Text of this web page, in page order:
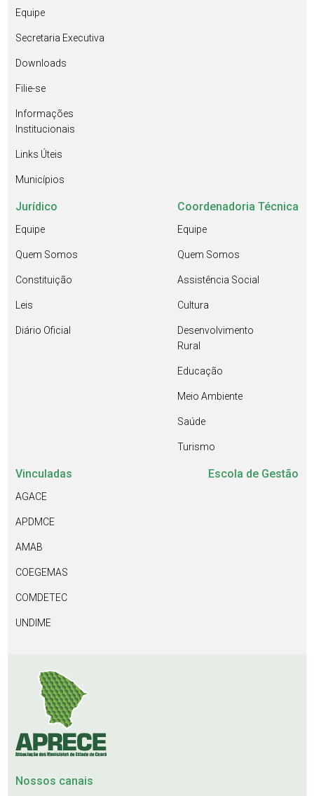
Equipe
Secretaria Executiva
Downloads
Filie-se
Informações
Institucionais
Links Úteis
Municípios
Jurídico
Equipe
Quem Somos
Constituição
Leis
Diário Oficial
Coordenadoria Técnica
Equipe
Quem Somos
Assistência Social
Cultura
Desenvolvimento
Rural
Educação
Meio Ambiente
Saúde
Turismo
Vinculadas
AGACE
APDMCE
AMAB
COEGEMAS
COMDETEC
UNDIME
Escola de Gestão
Nossos canais